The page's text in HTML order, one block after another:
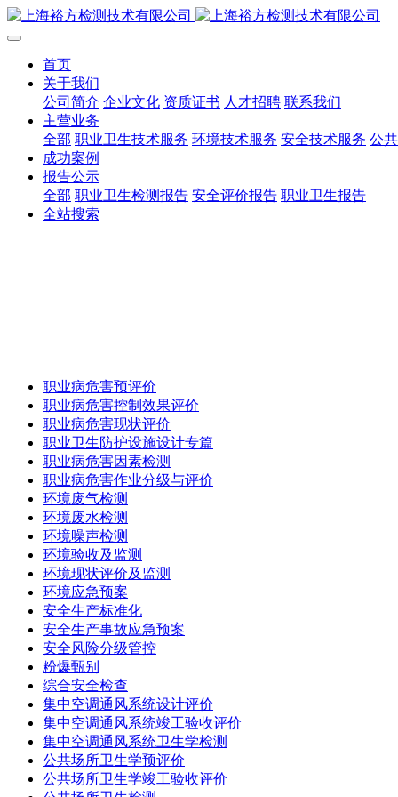
首页
关于我们
公司简介 企业文化 资质证书 人才招聘 联系我们
主营业务
全部 职业卫生技术服务 环境技术服务 安全技术服务 公
成功案例
报告公示
全部 职业卫生检测报告 安全评价报告 职业卫生报告
全站搜索
职业病危害预评价
职业病危害控制效果评价
职业病危害现状评价
职业卫生防护设施设计专篇
职业病危害因素检测
职业病危害作业分级与评价
环境废气检测
环境废水检测
环境噪声检测
环境验收及监测
环境现状评价及监测
环境应急预案
安全生产标准化
安全生产事故应急预案
安全风险分级管控
粉爆甄别
综合安全检查
集中空调通风系统设计评价
集中空调通风系统竣工验收评价
集中空调通风系统卫生学检测
公共场所卫生学预评价
公共场所卫生学竣工验收评价